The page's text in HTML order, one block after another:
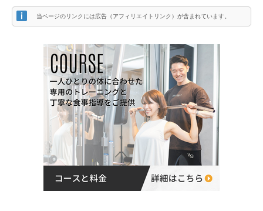
当ページのリンクには広告（アフィリエイトリンク）が含まれています。